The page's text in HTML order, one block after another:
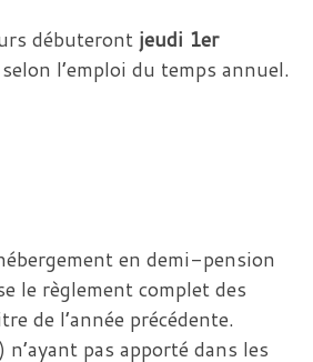
débuteront jeudi 1er
l’emploi du temps annuel.
en demi-pension
le règlement complet des
de l’année précédente.
pas apporté dans les